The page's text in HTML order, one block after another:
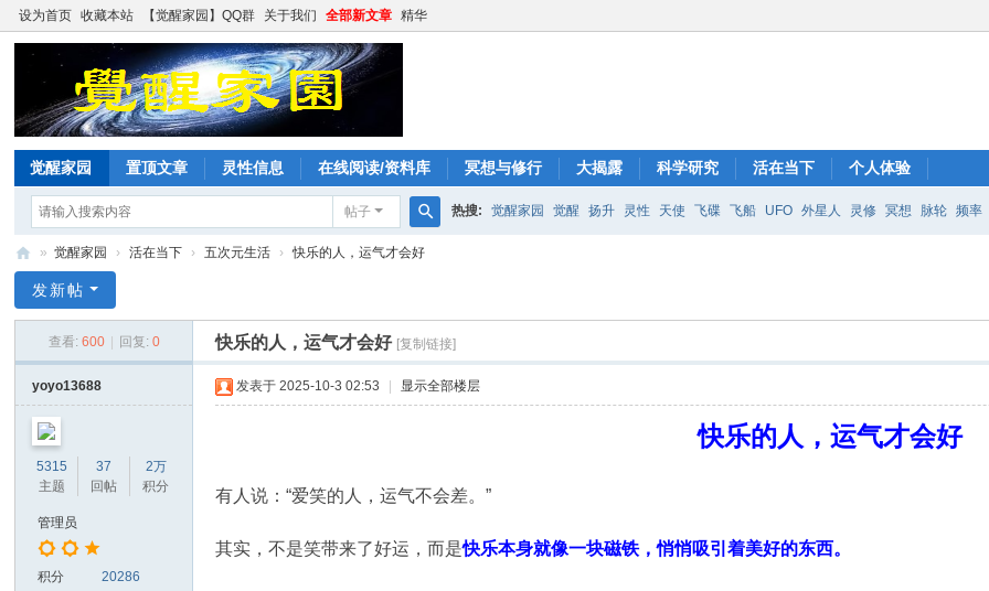
设为首页 收藏本站 【觉醒家园】QQ群 关于我们 全部新文章 精华
觉醒家园 置顶文章 灵性信息 在线阅读/资料库 冥想与修行 大揭露 科学研究 活在当下 个人体验
帖子
搜
热搜: 觉醒家园 觉醒 扬升 灵性 天使 飞碟 飞船 UFO 外星人 灵修 冥想 脉轮 频率
醒
园
» 觉醒家园 › 活在当下 › 五次元生活 › 快乐的人，运气才会好
发新帖
查看: 600 回复: 0 快乐的人，运气才会好 [复制链接]
yoyo13688
5315
主题
37
回帖
2万
积分
管理员
积分 20286
发表于 2025-10-3 02:53 显示全部楼层
快乐的人，运气才会好
有人说：“爱笑的人，运气不会差。”
其实，不是笑带来了好运，而是快乐本身就像一块磁铁，悄悄吸引着美好的东西。